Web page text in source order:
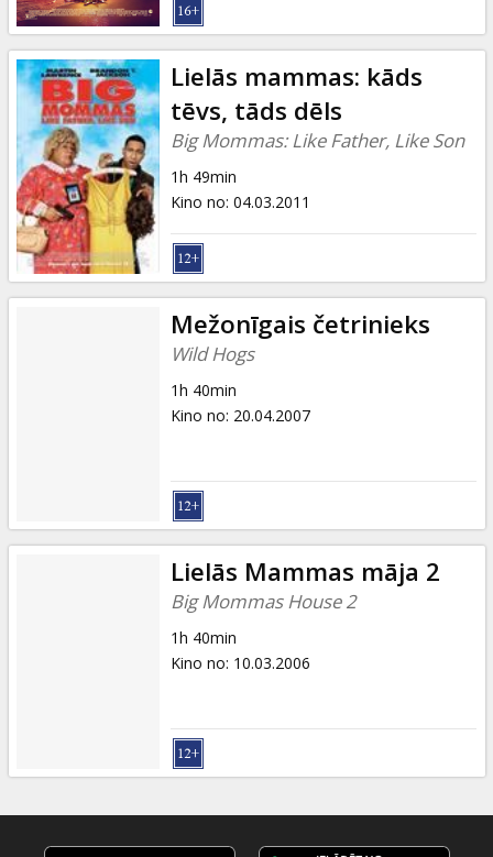
Lielās mammas: kāds
tēvs, tāds dēls
Big Mommas: Like Father, Like Son
1h 49min
Kino no: 04.03.2011
Mežonīgais četrinieks
Wild Hogs
1h 40min
Kino no: 20.04.2007
Lielās Mammas māja 2
Big Mommas House 2
1h 40min
Kino no: 10.03.2006